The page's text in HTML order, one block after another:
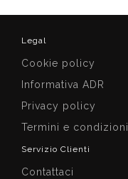
Legal
Cookie policy
Informativa ADR
Privacy policy
Termini e condizioni
Servizio Clienti
Contattaci